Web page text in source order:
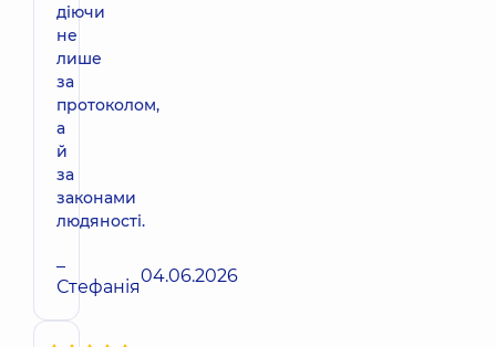
діючи
не
лише
за
протоколом,
а
й
за
законами
людяності.
–
Стефанія04.06.2026